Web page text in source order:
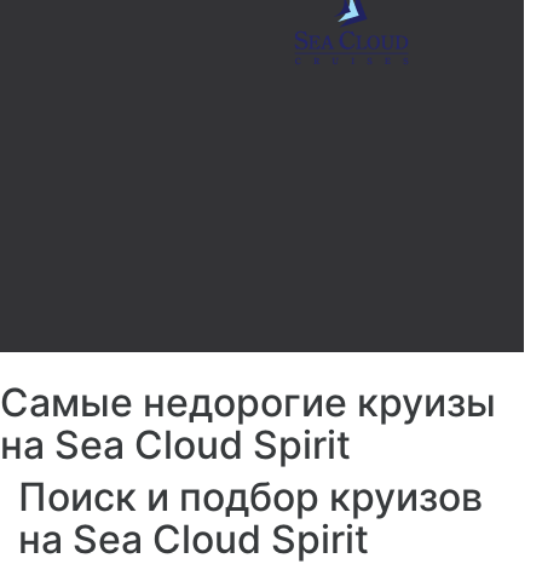
Самые недорогие круизы
на Sea Cloud Spirit
Поиск и подбор круизов
на Sea Cloud Spirit